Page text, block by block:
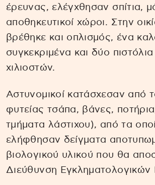
έρευνας, ελέγχθησαν σπίτια,
αποθηκευτικοί χώροι. Στην
βρέθηκε και οπλισμός, ένα
συγκεκριμένα και δύο
χιλιοστών.
Αστυνομικοί κατάσχεσαν από
φυτείας τσάπα, βάνες,
τμήματα λάστιχου), από τα
ελήφθησαν δείγματα
βιολογικού υλικού που θα
Διεύθυνση Εγκληματολογικών